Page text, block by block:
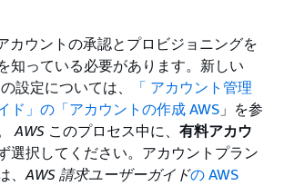
カウントの承認とプロビジョニングを
知っている必要があります。新しい
設定については、
「 アカウント管理
ド」の「アカウントの作成 AWS 」を参
AWS このプロセス中に、 有料アカウ
選択してください。アカウントプラン
、AWS 請求ユーザーガイドの AWS